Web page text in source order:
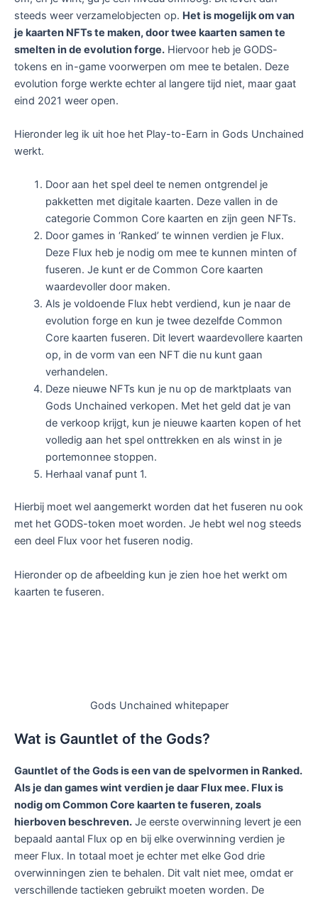
steeds weer verzamelobjecten op. Het is mogelijk om van
je kaarten NFTs te maken, door twee kaarten samen te
smelten in de evolution forge. Hiervoor heb je GODS-
tokens en in-game voorwerpen om mee te betalen. Deze
evolution forge werkte echter al langere tijd niet, maar gaat
eind 2021 weer open.
Hieronder leg ik uit hoe het Play-to-Earn in Gods Unchained
werkt.
Door aan het spel deel te nemen ontgrendel je
pakketten met digitale kaarten. Deze vallen in de
categorie Common Core kaarten en zijn geen NFTs.
Door games in ‘Ranked’ te winnen verdien je Flux.
Deze Flux heb je nodig om mee te kunnen minten of
fuseren. Je kunt er de Common Core kaarten
waardevoller door maken.
Als je voldoende Flux hebt verdiend, kun je naar de
evolution forge en kun je twee dezelfde Common
Core kaarten fuseren. Dit levert waardevollere kaarten
op, in de vorm van een NFT die nu kunt gaan
verhandelen.
Deze nieuwe NFTs kun je nu op de marktplaats van
Gods Unchained verkopen. Met het geld dat je van
de verkoop krijgt, kun je nieuwe kaarten kopen of het
volledig aan het spel onttrekken en als winst in je
portemonnee stoppen.
Herhaal vanaf punt 1.
Hierbij moet wel aangemerkt worden dat het fuseren nu ook
met het GODS-token moet worden. Je hebt wel nog steeds
een deel Flux voor het fuseren nodig.
Hieronder op de afbeelding kun je zien hoe het werkt om
kaarten te fuseren.
Gods Unchained whitepaper
Wat is Gauntlet of the Gods?
Gauntlet of the Gods is een van de spelvormen in Ranked.
Als je dan games wint verdien je daar Flux mee. Flux is
nodig om Common Core kaarten te fuseren, zoals
hierboven beschreven. Je eerste overwinning levert je een
bepaald aantal Flux op en bij elke overwinning verdien je
meer Flux. In totaal moet je echter met elke God drie
overwinningen zien te behalen. Dit valt niet mee, omdat er
verschillende tactieken gebruikt moeten worden. De